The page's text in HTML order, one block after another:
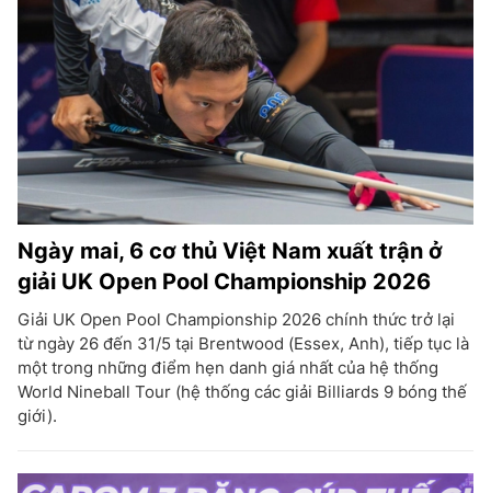
Ngày mai, 6 cơ thủ Việt Nam xuất trận ở
giải UK Open Pool Championship 2026
Giải UK Open Pool Championship 2026 chính thức trở lại
từ ngày 26 đến 31/5 tại Brentwood (Essex, Anh), tiếp tục là
một trong những điểm hẹn danh giá nhất của hệ thống
World Nineball Tour (hệ thống các giải Billiards 9 bóng thế
giới).